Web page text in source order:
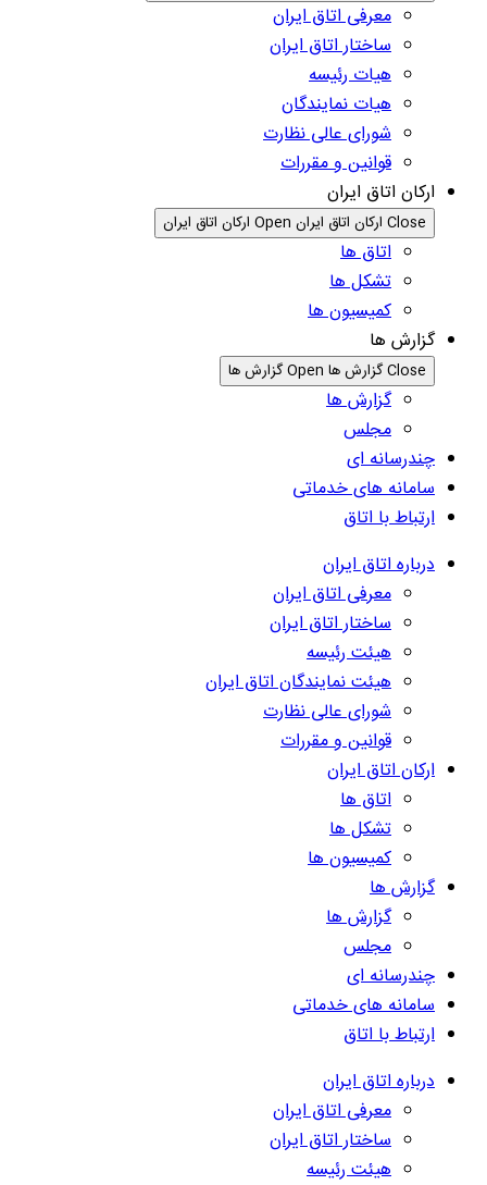
معرفی اتاق ایران
ساختار اتاق ایران
هیات رئیسه
هیات نمایندگان
شورای عالی نظارت
قوانین و مقررات
ارکان اتاق ایران
Close ارکان اتاق ایران Open ارکان اتاق ایران
اتاق ها
تشکل ها
کمیسیون ها
گزارش ها
Close گزارش ها Open گزارش ها
گزارش ها
مجلس
چندرسانه ای
سامانه های خدماتی
ارتباط با اتاق
درباره اتاق ایران
معرفی اتاق ایران
ساختار اتاق ایران
هیئت رئیسه
هیئت نمایندگان اتاق ایران
شورای عالی نظارت
قوانین و مقررات
ارکان اتاق ایران
اتاق ها
تشکل ها
کمیسیون ها
گزارش ها
گزارش ها
مجلس
چندرسانه ای
سامانه های خدماتی
ارتباط با اتاق
درباره اتاق ایران
معرفی اتاق ایران
ساختار اتاق ایران
هیئت رئیسه